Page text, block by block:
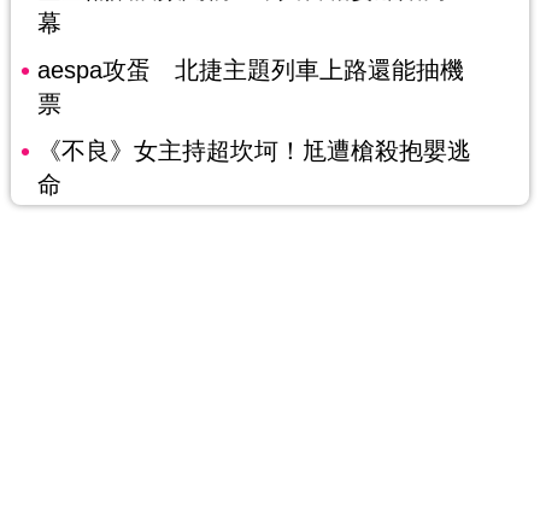
幕
aespa攻蛋 北捷主題列車上路還能抽機
票
《不良》女主持超坎坷！尪遭槍殺抱嬰逃
命